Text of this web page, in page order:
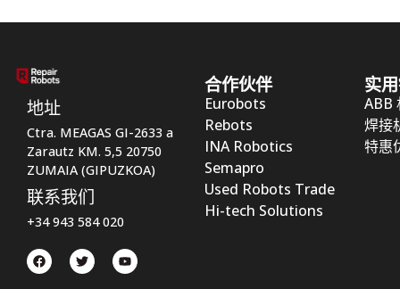
地址
Ctra. MEAGAS GI-2633 a
Zarautz KM. 5,5 20750
ZUMAIA (GIPUZKOA)
联系我们
+34 943 584 020
合作伙伴
Eurobots
Rebots
INA Robotics
Semapro
Used Robots Trade
Hi-tech Solutions
实
ABB
焊接
特惠